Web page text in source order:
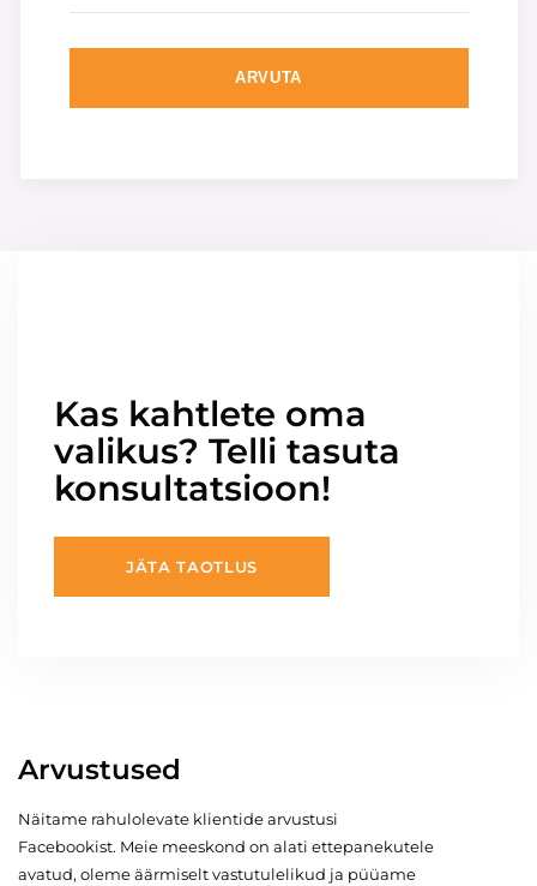
ARVUTA
Kas kahtlete oma
valikus? Telli tasuta
konsultatsioon!
JÄTA TAOTLUS
Arvustused
Näitame rahulolevate klientide arvustusi
Facebookist. Meie meeskond on alati ettepanekutele
avatud, oleme äärmiselt vastutulelikud ja püüame